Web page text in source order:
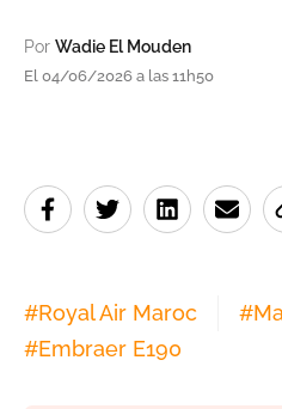
Por Wadie El Mouden
El 04/06/2026 a las 11h50
#Royal Air Maroc #
#Embraer E190